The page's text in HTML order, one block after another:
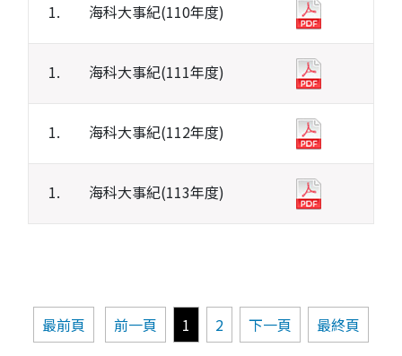
1. 海科大事紀(110年度)
1. 海科大事紀(111年度)
1. 海科大事紀(112年度)
1. 海科大事紀(113年度)
最前頁 前一頁 1 2 下一頁 最終頁